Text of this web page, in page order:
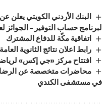
البنك الأردني الكويتي يعلن
لبرنامج حساب التوفير – الجوائز لعام
اتفاقية مكّة للدفاع المشترك
رابط اعلان نتائج الثانوية العامة
افتتاح مركز «جي إكس»
محاضرات متخصصة عن
في مستشفى الكندي